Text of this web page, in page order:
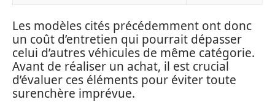
Les modèles cités précédemment ont donc
un coût d’entretien qui pourrait dépasser
celui d’autres véhicules de même catégorie.
Avant de réaliser un achat, il est crucial
d’évaluer ces éléments pour éviter toute
surenchère imprévue.